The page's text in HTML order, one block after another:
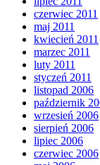
czerwiec 2011
maj 2011
kwiecień 2011
marzec 2011
luty 2011
styczeń 2011
listopad 2006
październik
wrzesień 2006
sierpień 2006
lipiec 2006
czerwiec 2006